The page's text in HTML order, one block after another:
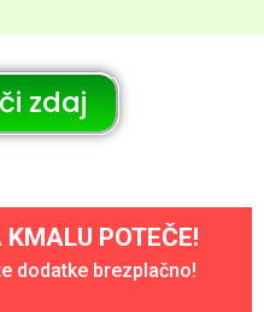
zdaj
POTEČE!
dodatke brezplačno!